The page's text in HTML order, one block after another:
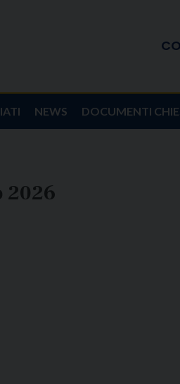
NEWS DOCUMENTI
2026